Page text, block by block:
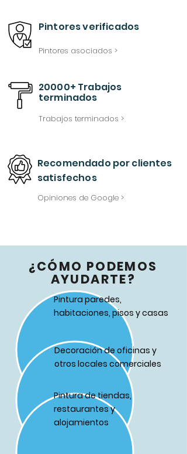
Pintores verificados
Pintores asociados >
20000+ Trabajos
terminados
Trabajos terminados >
Recomendado porclientes
satisfechos
Opiniones de Google >
¿CÓMO PODEMOS
AYUDARTE?
Pintura paredes,
habitaciones, pisos y casas
Decoración de oficinas y
otros locales comerciales
Pintura de tiendas,
restaurantes y
alojamientos